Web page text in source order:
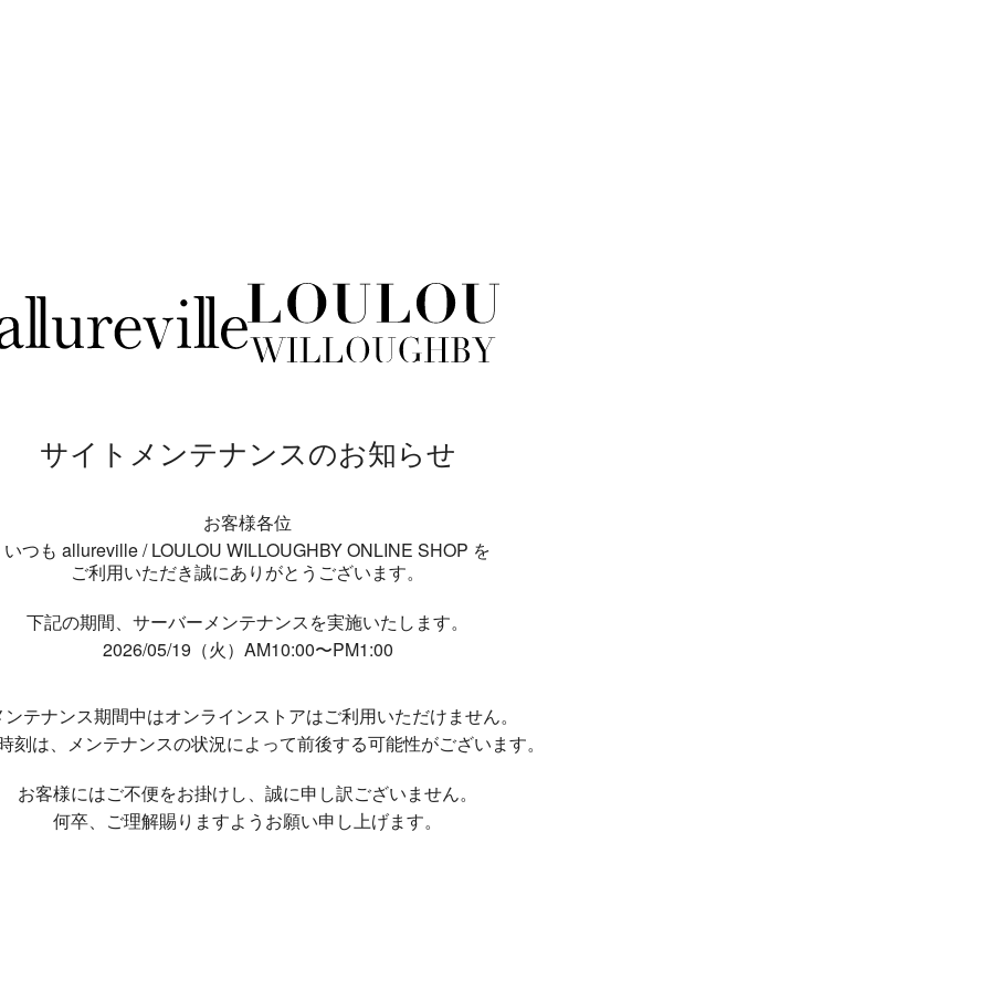
サイトメンテナンスのお知らせ
お客様各位
いつも allureville / LOULOU WILLOUGHBY ONLINE SHOP を
ご利用いただき誠にありがとうございます。
下記の期間、サーバーメンテナンスを実施いたします。
2026/05/19（火）AM10:00〜PM1:00
ンテナンス期間中はオンラインストアはご利用いただけません。
刻は、メンテナンスの状況によって前後する可能性がございます。
お客様にはご不便をお掛けし、 誠に申し訳ございません。
何卒、ご理解賜りますようお願い申し上げます。